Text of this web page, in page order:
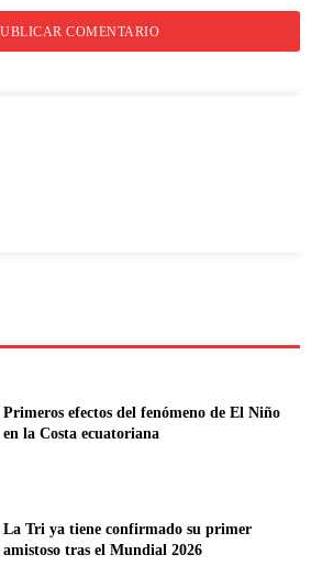
Primeros efectos del fenómeno de El Niño
en la Costa ecuatoriana
La Tri ya tiene confirmado su primer
amistoso tras el Mundial 2026